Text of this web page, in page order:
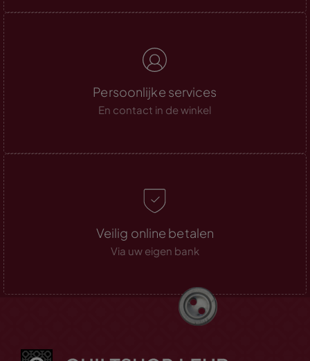
Persoonlijke services
En contact in de winkel
Veilig online betalen
Via uw eigen bank